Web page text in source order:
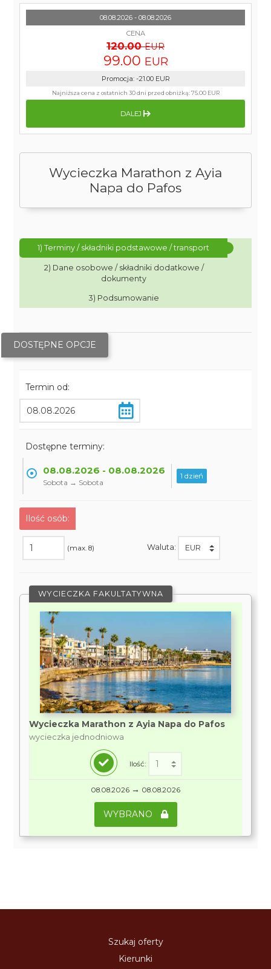
Wycieczka Marathon z Ayia
Napa do Pafos
1) Terminy / składniki podstawowe / transport
2) Dane osobowe / składniki dodatkowe /
dokumenty
3) Podsumowanie
DOSTĘPNE OPCJE
Termin od:
Dostępne terminy:
08.08.2026 - 08.08.2026
Sobota → Sobota
1 dzień
Ilość osób:
(max. 8) Waluta:
WYCIECZKA FAKULTATYWNA
Wycieczka Marathon z Ayia Napa do Pafos
wycieczka jednodniowa
Ilość:
08.08.2026 → 08.08.2026
WYBRANO
08.08.2026 - 08.08.2026
CENA
120.00 EUR
99.00 EUR
Promocja: -21.00 EUR
Najniższa cena z ostatnich 30 dni przed obniżką:75.00 EUR
DALEJ
Szukaj oferty
Kierunki